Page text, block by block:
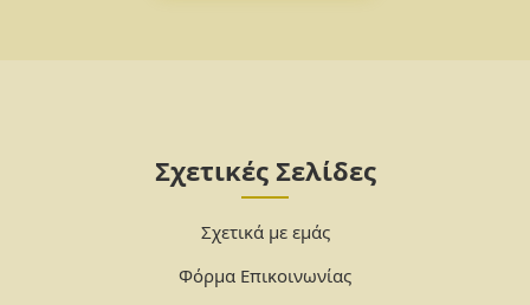
Σχετικές Σελίδες
Σχετικά με εμάς
Φόρμα Επικοινωνίας